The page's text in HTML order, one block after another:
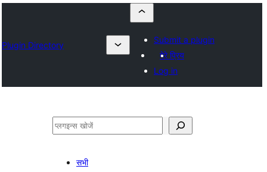
Plugin Directory
Submit a plugin
मेरे प्रिय
Log in
खोजें
सभी